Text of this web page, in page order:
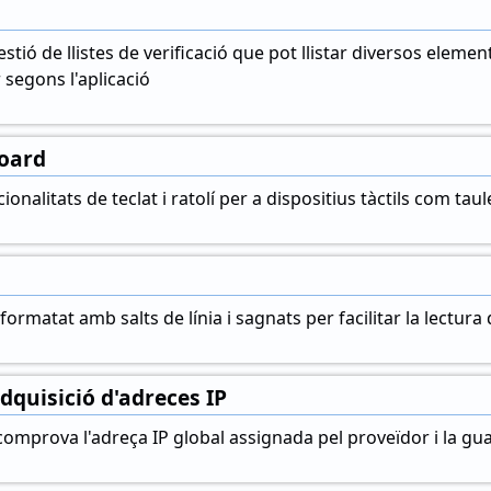
de llistes de verificació que pot llistar diversos
l'aplicació
de teclat i ratolí per a dispositius tàctils com
formatat amb salts de línia i sagnats per facilitar la lectura
d'adreces IP
l'adreça IP global assignada pel proveïdor i la